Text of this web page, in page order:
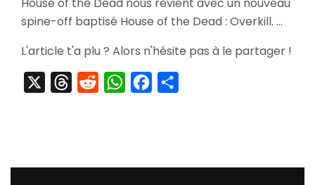
Dead
:
spine-off baptisé House of the Dead : Overkill. …
L'article t'a plu ? Alors n'hésite pas à le partager !
ThreadsRedditWhatsAppFacebook